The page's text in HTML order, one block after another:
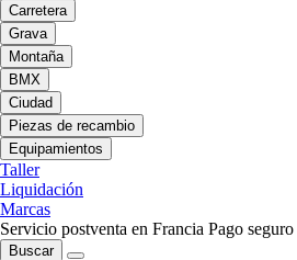
Carretera
Grava
Montaña
BMX
Ciudad
Piezas de recambio
Equipamientos
Taller
Liquidación
Marcas
Servicio postventa en Francia Pago seguro
Buscar